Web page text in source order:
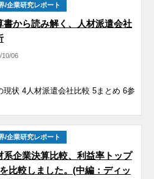
/企業研究レポート
書から読み解く、人材派遣会社
10/06
状 4人材派遣会社比較 5まとめ 6参
/企業研究レポート
系企業決算比較、利益率トップ
比較しました。(中編：ディッ